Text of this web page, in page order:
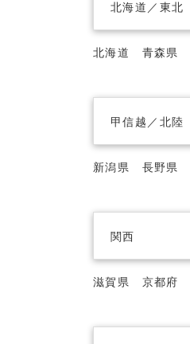
北海道／東北
北海道 青森県
甲信越／北陸
新潟県 長野県
関西
滋賀県 京都府